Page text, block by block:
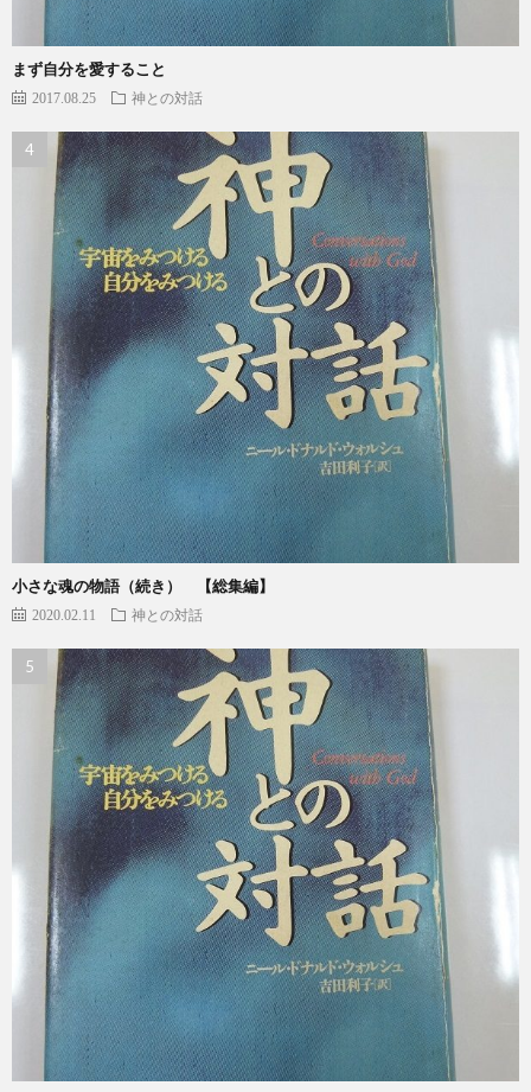
まず自分を愛すること
2017.08.25 神との対話
小さな魂の物語（続き） 【総集編】
2020.02.11 神との対話